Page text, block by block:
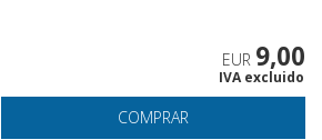
EUR 9,00
IVA excluido
COMPRAR